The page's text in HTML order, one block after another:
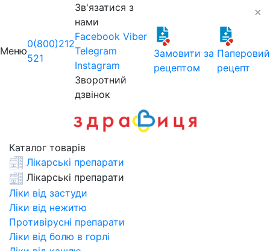
Меню
0(800)212
521
Зв'язатися з
нами
Facebook Viber
Telegram
Instagram
Зворотний
дзвінок
Замовити за
рецептом
Паперовий
рецепт
Каталог товарів
Лікарські препарати
Лікарські препарати
Ліки від застуди
Ліки від нежитю
Противірусні препарати
Ліки від болю в горлі